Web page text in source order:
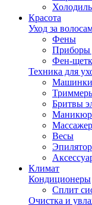
Красота
Уход за
Фены
Приборы
Фен-
Техника для
Машинки
Бритвы
Весы
Климат
Кондиционеры
Сплит
Очистка и